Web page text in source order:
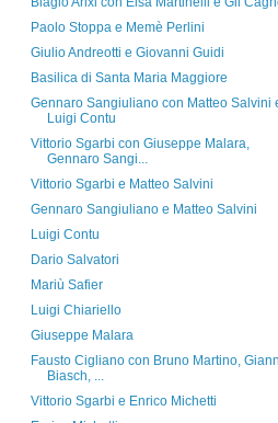
Paolo Stoppa e Memè Perlini
Giulio Andreotti e Giovanni Guidi
Basilica di Santa Maria Maggiore
Gennaro Sangiuliano con Matteo Salvini
Luigi Contu
Vittorio Sgarbi con Giuseppe Malara,
Gennaro Sangi...
Vittorio Sgarbi e Matteo Salvini
Gennaro Sangiuliano e Matteo Salvini
Luigi Contu
Dario Salvatori
Mariù Safier
Luigi Chiariello
Giuseppe Malara
Fausto Cigliano con Bruno Martino,
Biasch, ...
Vittorio Sgarbi e Enrico Michetti